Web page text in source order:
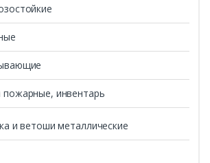
инвентарь
и ветоши металлические